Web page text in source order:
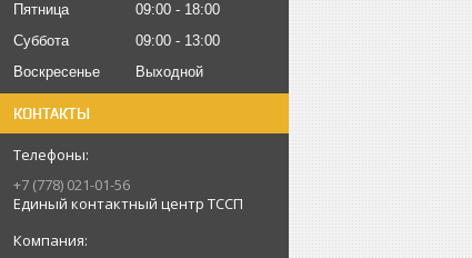
Пятница
09:00
18:00
Суббота
09:00
13:00
Воскресенье
Выходной
КОНТАКТЫ
+7 (778) 021-01-56
Единый контактный центр ТССП